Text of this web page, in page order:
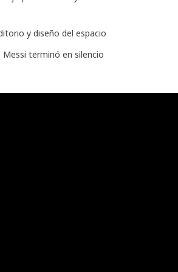
y diseño del espacio
Messi terminó en silencio